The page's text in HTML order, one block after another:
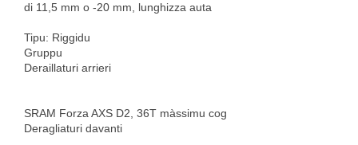
di 11,5 mm o -20 mm, lunghizza auta
Tipu: Riggidu
Gruppu
Deraillaturi arrieri
SRAM Forza AXS D2, 36T màssimu cog
Deragliaturi davanti